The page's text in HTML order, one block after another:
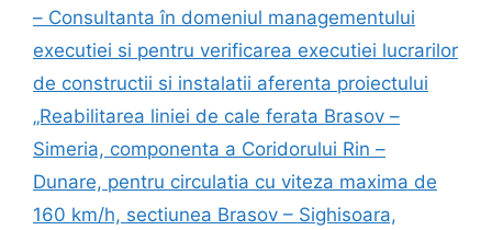
– Consultanta în domeniul managementului
executiei si pentru verificarea executiei lucrarilor
de constructii si instalatii aferenta proiectului
„Reabilitarea liniei de cale ferata Brasov –
Simeria, componenta a Coridorului Rin –
Dunare, pentru circulatia cu viteza maxima de
160 km/h, sectiunea Brasov – Sighisoara,